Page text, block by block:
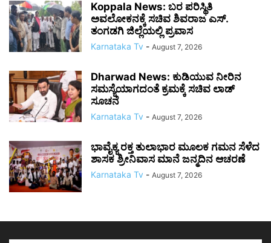
Koppala News: ಬರ ಪರಿಸ್ಥಿತಿ
ಅವಲೋಕನಕ್ಕೆ ಸಚಿವ ಶಿವರಾಜ ಎಸ್.
ತಂಗಡಗಿ ಜಿಲ್ಲೆಯಲ್ಲಿ ಪ್ರವಾಸ
Karnataka Tv - August 7, 2026
Dharwad News: ಕುಡಿಯುವ ನೀರಿನ
ಸಮಸ್ಯೆಯಾಗದಂತೆ ಕ್ರಮಕ್ಕೆ ಸಚಿವ ಲಾಡ್
ಸೂಚನೆ
Karnataka Tv - August 7, 2026
ಭಾವೈಕ್ಯ ರಕ್ತ ತುಲಾಭಾರ ಮೂಲಕ ಗಮನ ಸೆಳೆದ
ಶಾಸಕ ಶ್ರೀನಿವಾಸ ಮಾನೆ ಜನ್ಮದಿನ ಆಚರಣೆ
Karnataka Tv - August 7, 2026